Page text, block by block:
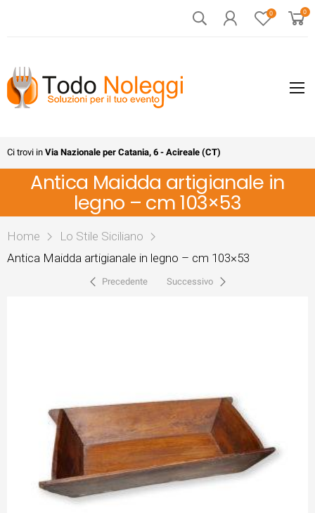
0 0
Ci trovi in Via Nazionale per Catania, 6 - Acireale (CT)
Antica Maidda artigianale in
legno – cm 103×53
Home
Lo Stile Siciliano
Antica Maidda artigianale in legno – cm 103×53
Precedente Successivo